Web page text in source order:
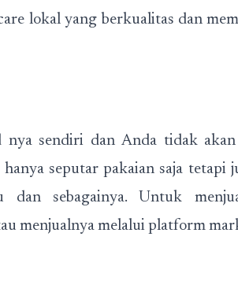
lokal yang berkualitas dan
sendiri dan Anda tidak akan
seputar pakaian saja tetapi
dan sebagainya. Untuk
menjualnya melalui platform